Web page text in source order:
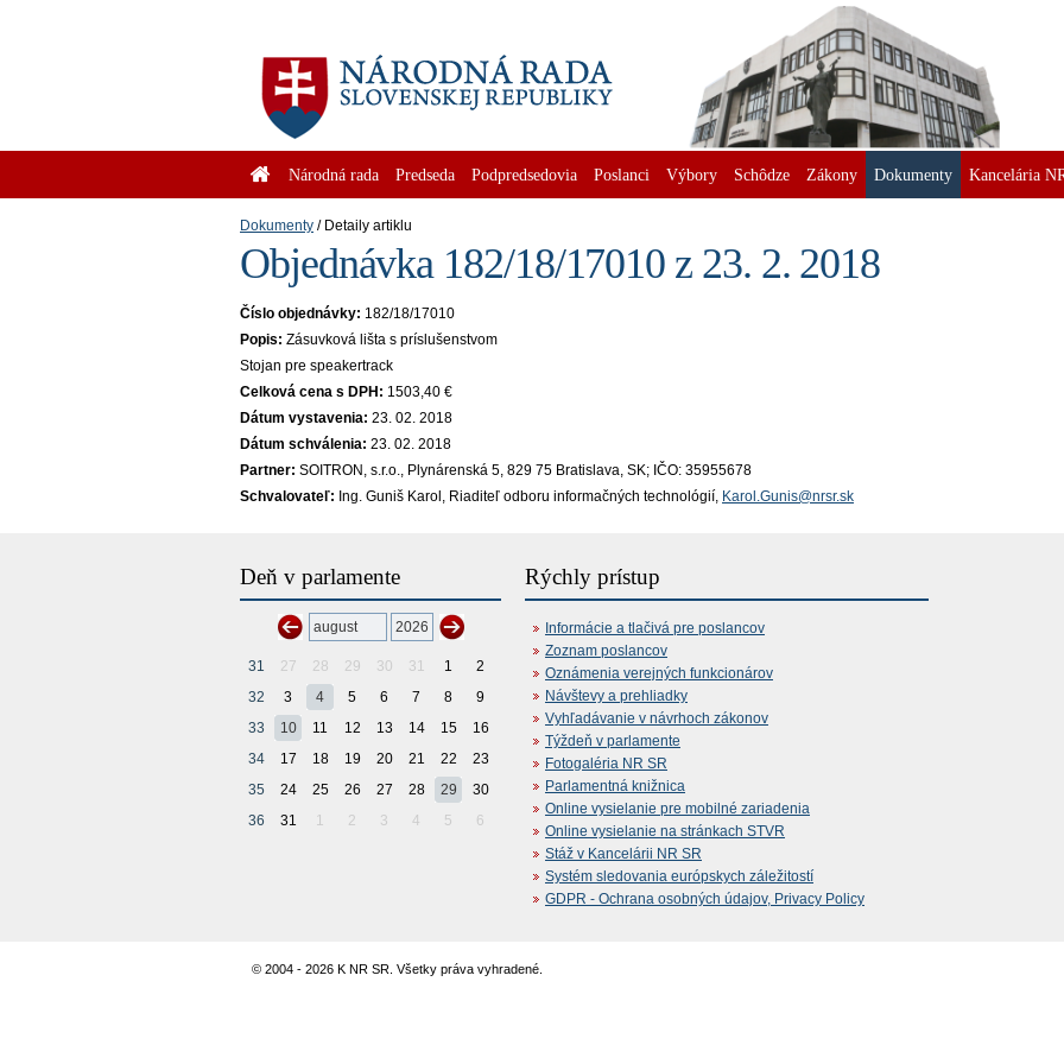
Národná rada Predseda Podpredsedovia Poslanci Výbory Schôdze Zákony Dokumenty Kancelária
Dokumenty Detaily artiklu
Objednávka 182/18/17010 z 23. 2. 2018
Číslo objednávky: 182/18/17010
Popis: Zásuvková lišta s príslušenstvom
Stojan pre speakertrack
Celková cena s DPH: 1503,40 €
Dátum vystavenia: 23. 02. 2018
Dátum schválenia: 23. 02. 2018
Partner: SOITRON, s.r.o., Plynárenská 5, 829 75 Bratislava, SK; IČO: 35955678
Schvalovateľ: Ing. Guniš Karol, Riaditeľ odboru informačných technológií, Karol.Gunis@nrsr.sk
Deň v parlamente
31 27 28 29 30 31 1
2
32
3 4 5 6 7 8
9
33
10 11 12 13 14 15
16
34
17 18 19 20 21 22
23
35
24 25 26 27 28 29
30
36
31 1 2 3 4 5 6
Rýchly prístup
Informácie a tlačivá pre poslancov
Zoznam poslancov
Oznámenia verejných funkcionárov
Návštevy a prehliadky
Vyhľadávanie v návrhoch zákonov
Týždeň v parlamente
Fotogaléria NR SR
Parlamentná knižnica
Online vysielanie pre mobilné zariadenia
Online vysielanie na stránkach STVR
Stáž v Kancelárii NR SR
Systém sledovania európskych záležitostí
GDPR - Ochrana osobných údajov, Privacy Policy
© 2004 - 2026 K NR SR. Všetky práva vyhradené.